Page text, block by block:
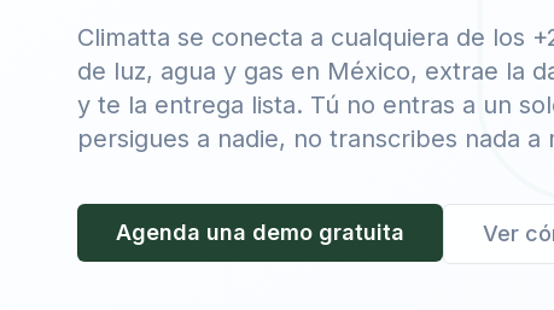
Climatta se conecta a cualquiera de los
de luz, agua y gas en México, extrae la
y te la entrega lista. Tú no entras a un
persigues a nadie, no transcribes nada a
Agenda una demo gratuita Ver